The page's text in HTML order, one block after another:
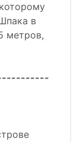
в
метров,